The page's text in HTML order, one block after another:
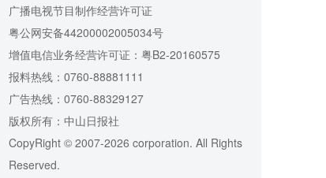
广播电视节目制作经营许可证
粤公网安备44200002005034号
增值电信业务经营许可证：粤B2-20160575
报料热线：0760-88881111
广告热线：0760-88329127
版权所有：中山日报社
CopyRight © 2007-2026 corporation. All Rights
Reserved.